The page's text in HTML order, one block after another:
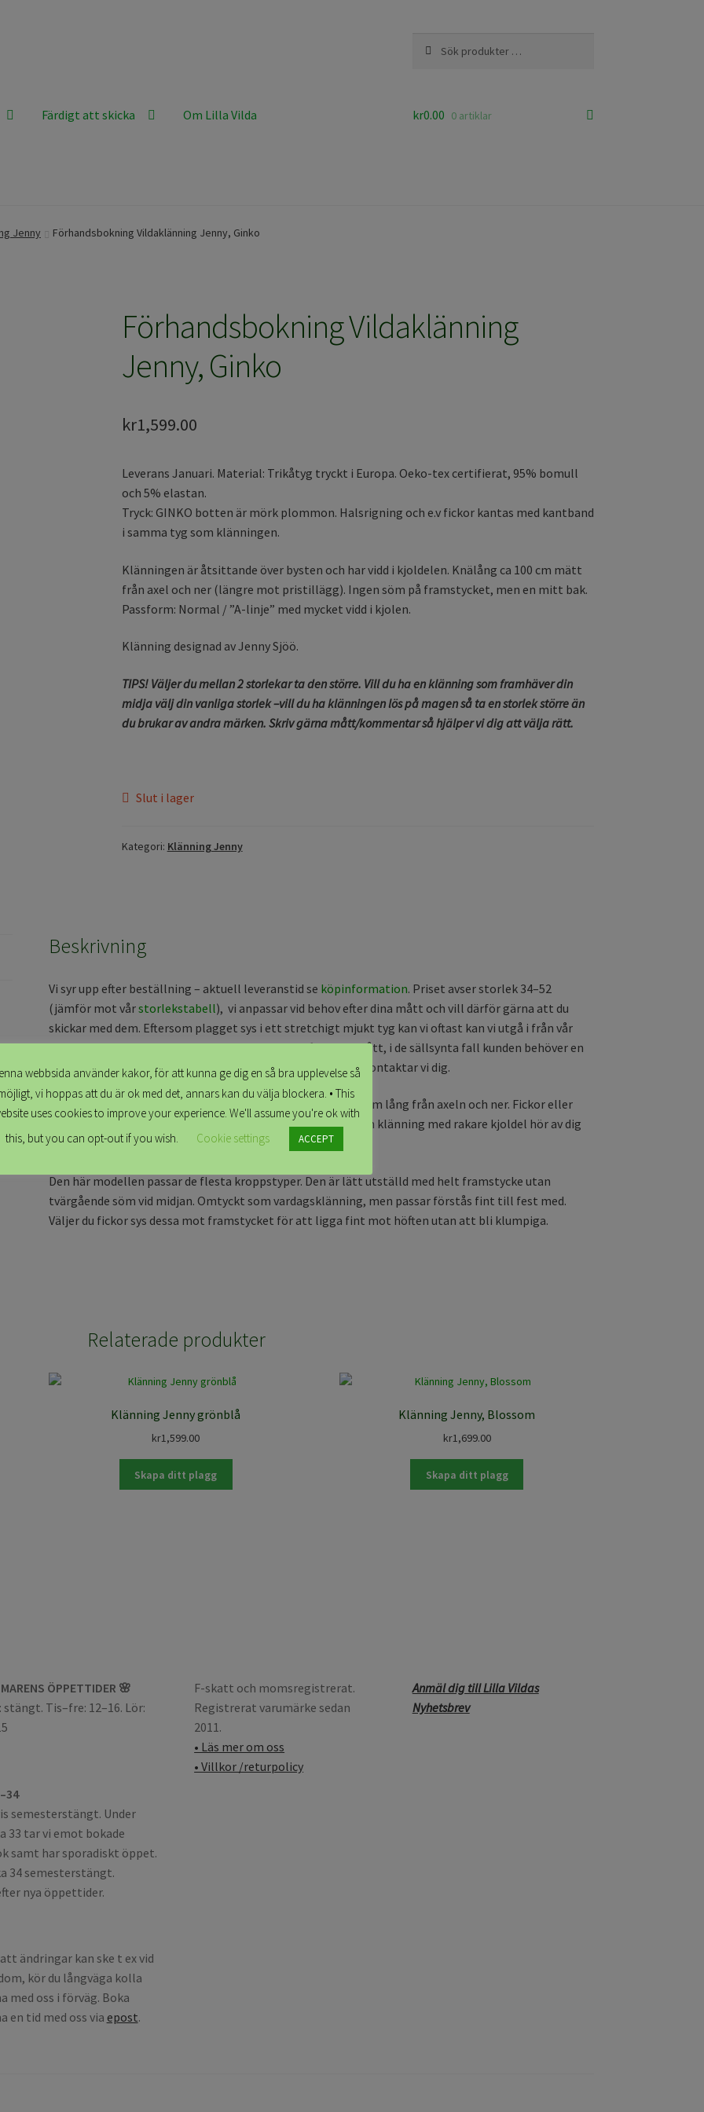
efter:
Färdigt att skicka Om Lilla Vilda kr0.00 0 artiklar
Jenny Förhandsbokning Vildaklänning Jenny, Ginko
Förhandsbokning Vildaklänning
Jenny, Ginko
kr1,599.00
Leverans Januari. Material: Trikåtyg tryckt i Europa. Oeko-tex certifierat, 95% bomull
och 5% elastan.
Tryck: GINKO botten är mörk plommon. Halsrigning och e.v fickor kantas med kantband
i samma tyg som klänningen.
Klänningen är åtsittande över bysten och har vidd i kjoldelen. Knälång ca 100 cm mätt
från axel och ner (längre mot pristillägg). Ingen söm på framstycket, men en mitt bak.
Passform: Normal / ”A-linje” med mycket vidd i kjolen.
Klänning designad av Jenny Sjöö.
TIPS! Väljer du mellan 2 storlekar ta den större. Vill du ha en klänning som framhäver din
midja välj din vanliga storlek –vill du ha klänningen lös på magen så ta en storlek större än
du brukar av andra märken. Skriv gärna mått/kommentar så hjälper vi dig att välja rätt.
Slut i lager
Kategori: Klänning Jenny
Beskrivning
Vi syr upp efter beställning – aktuell leveranstid se köpinformation. Priset avser storlek 34–52
(jämför mot vårstorlekstabell), vi anpassar vid behov efter dina mått och vill därför gärna att du
skickar med dem. Eftersom plagget sys i ett stretchigt mjukt tyg kan vi oftast kan vi utgå i från vår
grundmodell och en grundstorlek och anpassa efter dina mått, i de sällsynta fall kunden behöver en
helt egen konstruktion (där vi ritar om alla mönsterdelar) kontaktar vi dig.
Grundpriset avser en knälång kortärmad klänning cirka 100cm lång från axeln och ner. Fickor eller
knytskärp går att lägga till mot pristillägg (200:-) Önskas en klänning med rakare kjoldel hör av dig
så fixar vi detta!
Den här modellen passar de flesta kroppstyper. Den är lätt utställd med helt framstycke utan
tvärgående söm vid midjan. Omtyckt som vardagsklänning, men passar förstås fint till fest med.
Väljer du fickor sys dessa mot framstycket för att ligga fint mot höften utan att bli klumpiga.
Relaterade produkter
Klänning Jenny grönblå
kr1,599.00
Skapa ditt plagg
Klänning Jenny, Blossom
kr1,699.00
Skapa ditt plagg
ÖPPETTIDER 🌸
stängt. Tis–fre: 12–16. Lör:
semesterstängt. Under
33 tar vi emot bokade
samt har sporadiskt öppet.
34 semesterstängt.
nya öppettider.
ändringar kan ske t ex vid
kör du långväga kolla
med oss i förväg. Boka
en tid med oss via epost.
F-skatt och momsregistrerat.
Registrerat varumärke sedan
2011.
• Läs mer om oss
• Villkor /returpolicy
Anmäl dig till Lilla Vildas
Nyhetsbrev
webbsida använder kakor, för att kunna ge dig en så bra upplevelse så
vi hoppas att du är ok med det, annars kan du välja blockera. • This
uses cookies to improve your experience. We'll assume you're ok with
this, but you can opt-out if you wish.
Cookie settings ACCEPT